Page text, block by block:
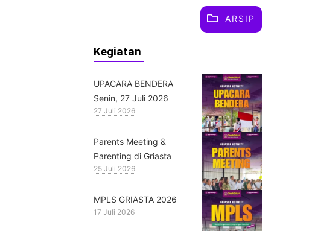
ARSIP
Kegiatan
UPACARA BENDERA
Senin, 27 Juli 2026
27 Juli 2026
Parents Meeting &
Parenting di Griasta
25 Juli 2026
MPLS GRIASTA 2026
17 Juli 2026